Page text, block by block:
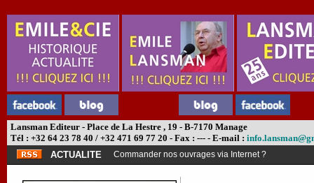
Lansman Editeur - Place de La Hestre , 19 - B-7170 Manage
Tél : +32 64 23 78 40 / +32 471 69 77 20 - Fax : --- - E-mail :
ACTUALITE
Commander nos ouvrages via Internet ?